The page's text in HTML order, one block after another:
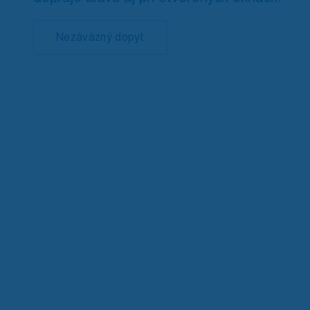
Nezáväzný dopyt